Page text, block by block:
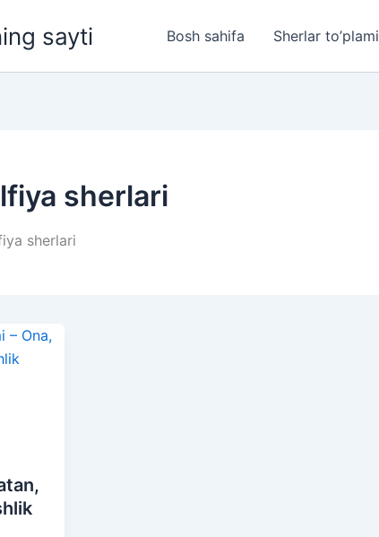
sayti Bosh sahifa Sherlar to’plami
sherlari
sherlari